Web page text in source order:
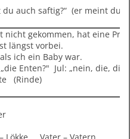
auch saftig?“ (er meint
nicht gekommen, hat eine
längst vorbei.
ich ein Baby war.
„die Enten?" Jul: „nein, die,
(Rinde)